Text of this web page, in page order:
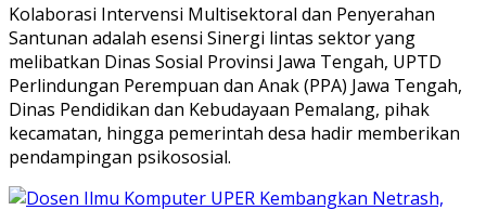
Kolaborasi Intervensi Multisektoral dan Penyerahan
Santunan adalah esensi Sinergi lintas sektor yang
melibatkan Dinas Sosial Provinsi Jawa Tengah, UPTD
Perlindungan Perempuan dan Anak (PPA) Jawa Tengah,
Dinas Pendidikan dan Kebudayaan Pemalang, pihak
kecamatan, hingga pemerintah desa hadir memberikan
pendampingan psikososial.